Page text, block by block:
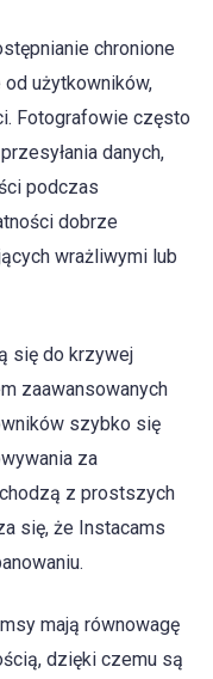
chronione
od użytkowników,
Fotografowie często
danych,
podczas
dobrze
wrażliwymi lub
się do krzywej
zaawansowanych
szybko się
za
z prostszych
się, że Instacams
mają równowagę
dzięki czemu są